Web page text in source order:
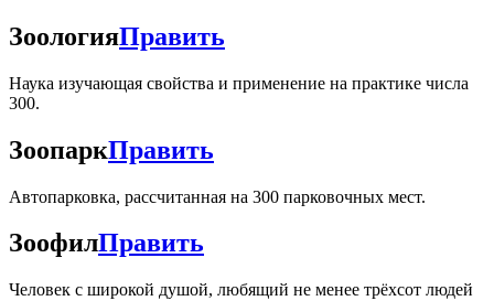
ЗоологияПравить
Наука изучающая свойства и применение на практике числа
300.
ЗоопаркПравить
Автопарковка, рассчитанная на 300 парковочных мест.
ЗоофилПравить
Человек с широкой душой, любящий не менее трёхсот людей